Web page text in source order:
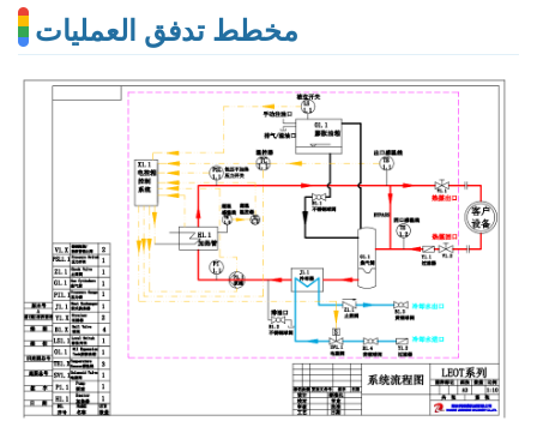
مخطط تدفق العمليات